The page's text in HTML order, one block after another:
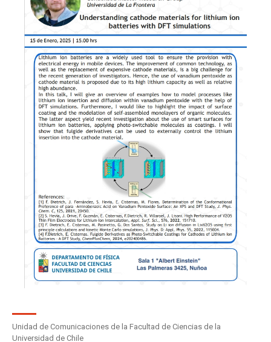
Unidad de Comunicaciones de la Facultad de Ciencias de la
Universidad de Chile